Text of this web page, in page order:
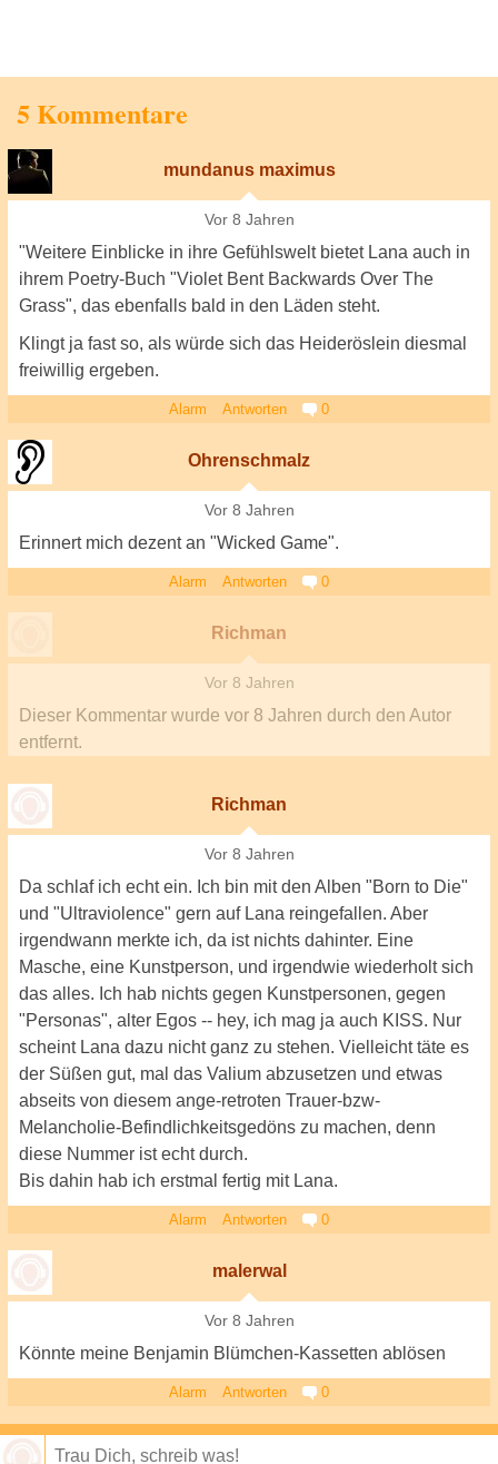
5 Kommentare
mundanus maximus
Vor 8 Jahren
"Weitere Einblicke in ihre Gefühlswelt bietet Lana auch in
ihrem Poetry-Buch "Violet Bent Backwards Over The
Grass", das ebenfalls bald in den Läden steht.
Klingt ja fast so, als würde sich das Heideröslein diesmal
freiwillig ergeben.
Alarm Antworten 0
Ohrenschmalz
Vor 8 Jahren
Erinnert mich dezent an "Wicked Game".
Alarm Antworten 0
Richman
Vor 8 Jahren
Dieser Kommentar wurde vor 8 Jahren durch den Autor
entfernt.
Richman
Vor 8 Jahren
Da schlaf ich echt ein. Ich bin mit den Alben "Born to Die"
und "Ultraviolence" gern auf Lana reingefallen. Aber
irgendwann merkte ich, da ist nichts dahinter. Eine
Masche, eine Kunstperson, und irgendwie wiederholt sich
das alles. Ich hab nichts gegen Kunstpersonen, gegen
"Personas", alter Egos -- hey, ich mag ja auch KISS. Nur
scheint Lana dazu nicht ganz zu stehen. Vielleicht täte es
der Süßen gut, mal das Valium abzusetzen und etwas
abseits von diesem ange-retroten Trauer-bzw-
Melancholie-Befindlichkeitsgedöns zu machen, denn
diese Nummer ist echt durch.
Bis dahin hab ich erstmal fertig mit Lana.
Alarm Antworten 0
malerwal
Vor 8 Jahren
Könnte meine Benjamin Blümchen-Kassetten ablösen
Alarm Antworten 0